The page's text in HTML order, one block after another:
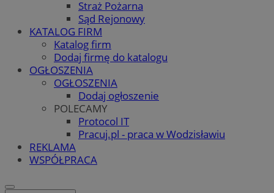
Straż Pożarna
Sąd Rejonowy
KATALOG FIRM
Katalog firm
Dodaj firmę do katalogu
OGŁOSZENIA
OGŁOSZENIA
Dodaj ogłoszenie
POLECAMY
Protocol IT
Pracuj.pl - praca w Wodzisławiu
REKLAMA
WSPÓŁPRACA